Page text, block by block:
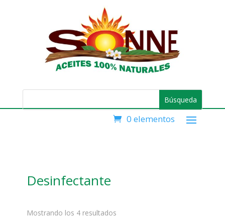
0 elementos
Desinfectante
Mostrando los 4 resultados